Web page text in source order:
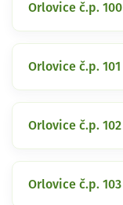
Orlovice č.p. 100
Orlovice č.p. 101
Orlovice č.p. 102
Orlovice č.p. 103